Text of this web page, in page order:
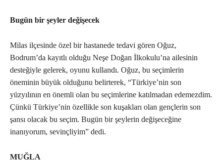
Bugün bir şeyler değişecek
Milas ilçesinde özel bir hastanede tedavi gören Oğuz,
Bodrum’da kayıtlı olduğu Neşe Doğan İlkokulu’na ailesinin
desteğiyle gelerek, oyunu kullandı. Oğuz, bu seçimlerin
öneminin büyük olduğunu belirterek, “Türkiye’nin son
yüzyılının en önemli olan bu seçimlerine katılmadan edemezdim.
Çünkü Türkiye’nin özellikle son kuşakları olan gençlerin son
şansı olacak bu seçim. Bugün bir şeylerin değişeceğine
inanıyorum, sevinçliyim” dedi.
MUĞLA